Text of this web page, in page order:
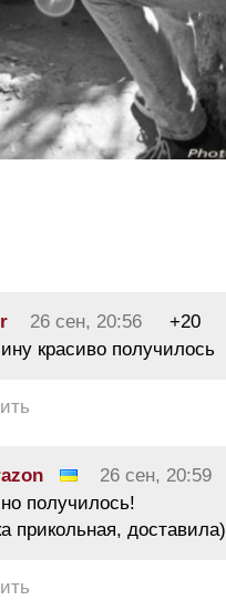
26 сен, 20:56
+20
красиво получилось
26 сен, 20:59
получилось!
прикольная, доставила)